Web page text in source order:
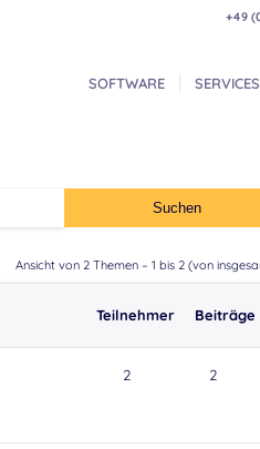
+49
SOFTWARE SERVICES
Ansicht von 2 Themen – 1 bis 2 (von
Teilnehmer Beiträge
2 2